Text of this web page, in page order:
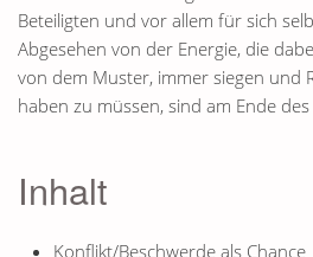
Beteiligten und vor allem für sich
Abgesehen von der Energie, die
von dem Muster, immer siegen und
haben zu müssen, sind am Ende
Inhalt
Konflikt/Beschwerde als Chance